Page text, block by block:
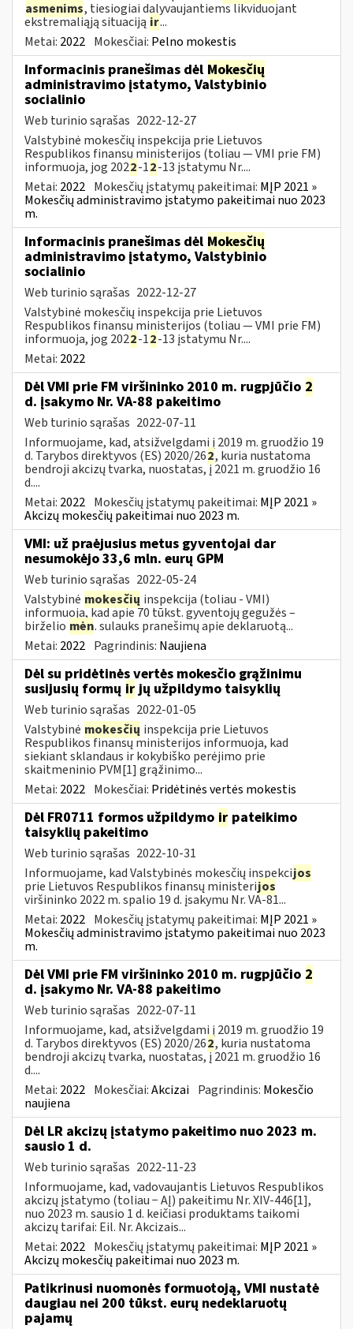
asmenims, tiesiogiai dalyvaujantiems likviduojant
ekstremaliąją situaciją ir...
Metai: 2022 Mokesčiai: Pelno mokestis
Informacinis pranešimas dėl Mokesčių
administravimo įstatymo, Valstybinio
socialinio
Web turinio sąrašas 2022-12-27
Valstybinė mokesčių inspekcija prie Lietuvos
Respublikos finansų ministerijos (toliau — VMI prie FM)
informuoja, jog 2022-12-13 įstatymu Nr....
Metai: 2022 Mokesčių įstatymų pakeitimai: MĮP 2021 »
Mokesčių administravimo įstatymo pakeitimai nuo 2023
m.
Informacinis pranešimas dėl Mokesčių
administravimo įstatymo, Valstybinio
socialinio
Web turinio sąrašas 2022-12-27
Valstybinė mokesčių inspekcija prie Lietuvos
Respublikos finansų ministerijos (toliau — VMI prie FM)
informuoja, jog 2022-12-13 įstatymu Nr....
Metai: 2022
Dėl VMI prie FM viršininko 2010 m. rugpjūčio 2
d. įsakymo Nr. VA-88 pakeitimo
Web turinio sąrašas 2022-07-11
Informuojame, kad, atsižvelgdami į 2019 m. gruodžio 19
d. Tarybos direktyvos (ES) 2020/262, kuria nustatoma
bendroji akcizų tvarka, nuostatas, į 2021 m. gruodžio 16
d....
Metai: 2022 Mokesčių įstatymų pakeitimai: MĮP 2021 »
Akcizų mokesčių pakeitimai nuo 2023 m.
VMI: už praėjusius metus gyventojai dar
nesumokėjo 33,6 mln. eurų GPM
Web turinio sąrašas 2022-05-24
Valstybinė mokesčių inspekcija (toliau - VMI)
informuoja, kad apie 70 tūkst. gyventojų gegužės –
birželio mėn. sulauks pranešimų apie deklaruotą...
Metai: 2022 Pagrindinis: Naujiena
Dėl su pridėtinės vertės mokesčio grąžinimu
susijusių formų irjų užpildymo taisyklių
Web turinio sąrašas 2022-01-05
Valstybinė mokesčių inspekcija prie Lietuvos
Respublikos finansų ministerijos informuoja, kad
siekiant sklandaus ir kokybiško perėjimo prie
skaitmeninio PVM[1] grąžinimo...
Metai: 2022 Mokesčiai: Pridėtinės vertės mokestis
Dėl FR0711 formos užpildymo ir pateikimo
taisyklių pakeitimo
Web turinio sąrašas 2022-10-31
Informuojame, kad Valstybinės mokesčių inspekcijos
prie Lietuvos Respublikos finansų ministerijos
viršininko 2022 m. spalio 19 d. įsakymu Nr. VA-81...
Metai: 2022 Mokesčių įstatymų pakeitimai: MĮP 2021 »
Mokesčių administravimo įstatymo pakeitimai nuo 2023
m.
Dėl VMI prie FM viršininko 2010 m. rugpjūčio 2
d. įsakymo Nr. VA-88 pakeitimo
Web turinio sąrašas 2022-07-11
Informuojame, kad, atsižvelgdami į 2019 m. gruodžio 19
d. Tarybos direktyvos (ES) 2020/262, kuria nustatoma
bendroji akcizų tvarka, nuostatas, į 2021 m. gruodžio 16
d....
Metai: 2022 Mokesčiai:Akcizai Pagrindinis: Mokesčio
naujiena
Dėl LR akcizų įstatymo pakeitimo nuo 2023 m.
sausio 1 d.
Web turinio sąrašas 2022-11-23
Informuojame, kad, vadovaujantis Lietuvos Respublikos
akcizų įstatymo (toliau − AĮ) pakeitimu Nr. XIV-446[1],
nuo 2023 m. sausio 1 d. keičiasi produktams taikomi
akcizų tarifai: Eil. Nr. Akcizais...
Metai: 2022 Mokesčių įstatymų pakeitimai: MĮP 2021 »
Akcizų mokesčių pakeitimai nuo 2023 m.
Patikrinusi nuomonės formuotoją, VMI nustatė
daugiau nei 200 tūkst. eurų nedeklaruotų
pajamų